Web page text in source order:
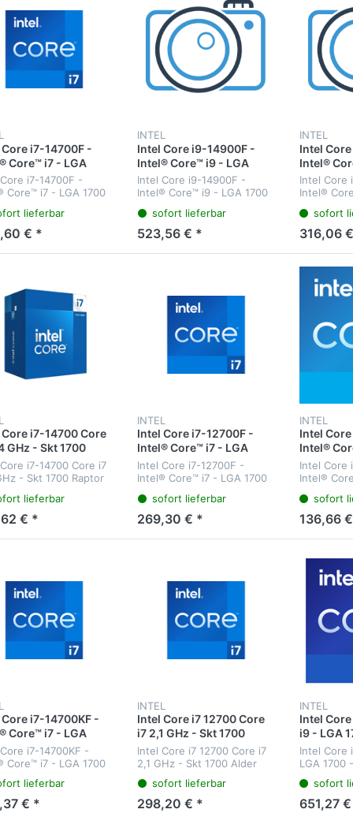
i7-14700F -
Core™ i7 - LGA
- Intel - i7-14700F -
- Intel Core i7-
i7-14700F -
Core™ i7 - LGA 1700
i7-14xxx -
14700F (33M
- up to 5.40 GHz)
lieferbar
€ *
INTEL
Intel Core i9-14900F -
Intel® Core™ i9 - LGA
1700 - Intel - i9-14900F -
64-Bit - Intel Core i9-
Intel Core i9-14900F -
Intel® Core™ i9 - LGA 1700
- Intel Core i9-14xxx -
Boxed Intel® Core™ i9
processor 14900F (36M
Cache - up...
sofort lieferbar
523,56 € *
INTEL
Intel
Intel®
1700 -
64-Bit -
Intel Core
Intel®
Intel Core
Intel®
14700F
sofort
316,06
i7-14700 Core
GHz - Skt 1700
Lakei7-14700 Core i7
- Skt 1700 Raptor
14700 (33M
- up to 5.40 GHz)
lieferbar
€ *
INTEL
Intel Core i7-12700F -
Intel® Core™ i7 - LGA
1700 - Intel - i7-12700F -
64-Bit - Intel® Core™ i7
Generation
Intel Core i7-12700F -
Intel® Core™ i7 - LGA 1700
Intel® Core™ i7
Prozessoren der 12.
Generation - Prozessor (25
MB Cache - bi...
sofort lieferbar
269,30 € *
INTEL
Intel
Intel®
1700 -
64-Bit -
Intel Core
Intel®
- Intel®
Prozessor
sofort
136,66
i7-14700KF -
Core™ i7 - LGA
- Intel - i7-14700KF
- Intel Core i7-
i7-14700KF -
Core™ i7 - LGA 1700
Core i7-14xxx -
Intel® Core™ i7
lieferbar
€ *
INTEL
Intel Core i7 12700 Core
i7 2,1 GHz - Skt 1700
Alder Lake
Intel Core i7 12700 Core i7
2,1 GHz - Skt 1700 Alder
Cache - bis zu 4,90 GHz)
sofort lieferbar
298,20 € *
INTEL
Intel
i9 - LGA
3,2 GHz
Intel Core
LGA 1700
1700sofort
651,27